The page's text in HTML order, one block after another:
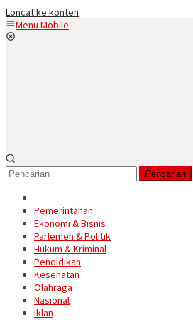
Loncat ke konten
Menu Mobile
Pencarian
Pemerintahan
Ekonomi & Bisnis
Parlemen & Politik
Hukum & Kriminal
Pendidikan
Kesehatan
Olahraga
Nasional
Iklan